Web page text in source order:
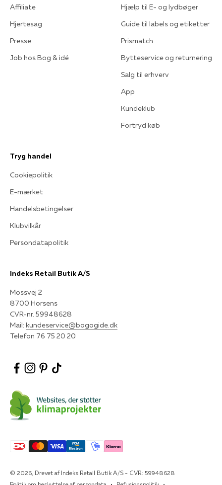
Affiliate
Hjertesag
Presse
Job hos Bog & idé
Hjælp til E- og lydbøger
Guide til labels og etiketter
Prismatch
Bytteservice og returnering
Salg til erhverv
App
Kundeklub
Fortryd køb
Tryg handel
Cookiepolitik
E-mærket
Handelsbetingelser
Klubvilkår
Persondatapolitik
Indeks Retail Butik A/S
Mossvej 2
8700 Horsens
CVR-nr. 59948628
Mail: kundeservice@bogogide.dk
Telefon 76 75 20 20
© 2026, Drevet af Indeks Retail Butik A/S - CVR: 59948628